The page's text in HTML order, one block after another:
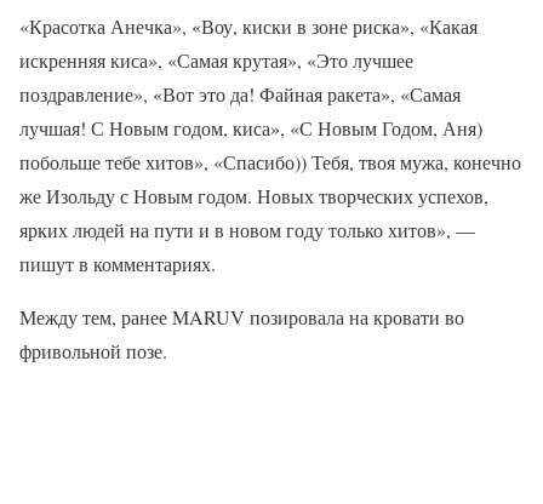
«Красотка Анечка», «Воу, киски в зоне риска», «Какая
искренняя киса», «Самая крутая», «Это лучшее
поздравление», «Вот это да! Файная ракета», «Самая
лучшая! С Новым годом, киса», «С Новым Годом, Аня)
побольше тебе хитов», «Спасибо)) Тебя, твоя мужа, конечно
же Изольду с Новым годом. Новых творческих успехов,
ярких людей на пути и в новом году только хитов», —
пишут в комментариях.
Между тем, ранее MARUV позировала на кровати во
фривольной позе.